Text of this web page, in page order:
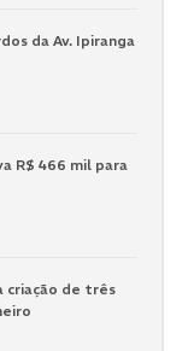
da Av. Ipiranga
R$ 466 mil para
criação de três